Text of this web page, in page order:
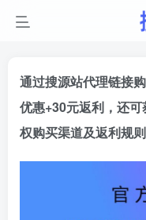
通过搜源站代理链接
优惠+30元返利，还
权购买渠道及返利规